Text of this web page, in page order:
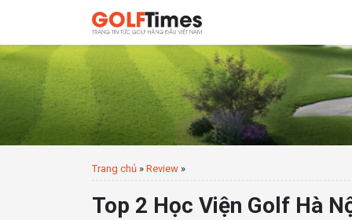
Trang chủ » Review »
Top 2 Học Viện Golf Hà